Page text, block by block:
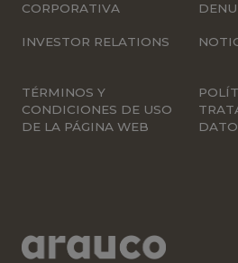
CORPORATIVA
INVESTOR RELATIONS
TÉRMINOS Y
CONDICIONES DE USO
DE LA PÁGINA WEB